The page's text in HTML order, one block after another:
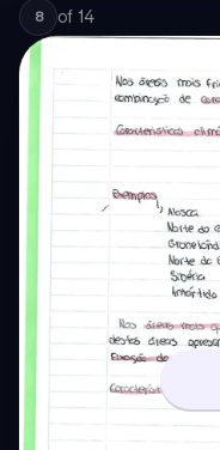
8 of 14